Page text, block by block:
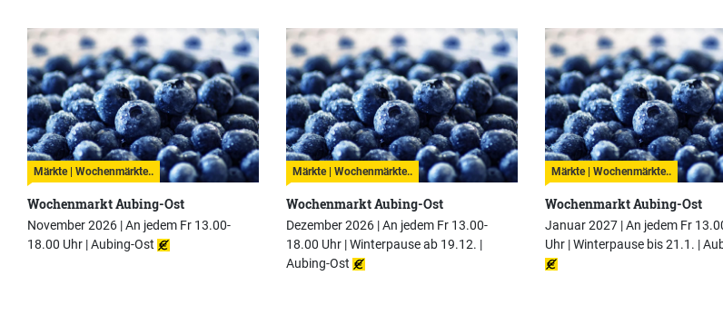
Märkte | Wochenmärkte..
Wochenmarkt Aubing-Ost
November 2026 | An jedem Fr 13.00-
18.00 Uhr |Aubing-Ost
Märkte | Wochenmärkte..
Wochenmarkt Aubing-Ost
Dezember 2026 | An jedem Fr 13.00-
18.00 Uhr | Winterpause ab 19.12. |
Aubing-Ost
Märkte | Wochenmärkte..
Wochenmarkt Aubing-Ost
Januar 2027 | An jedem Fr
Uhr | Winterpause bis 21.1. |